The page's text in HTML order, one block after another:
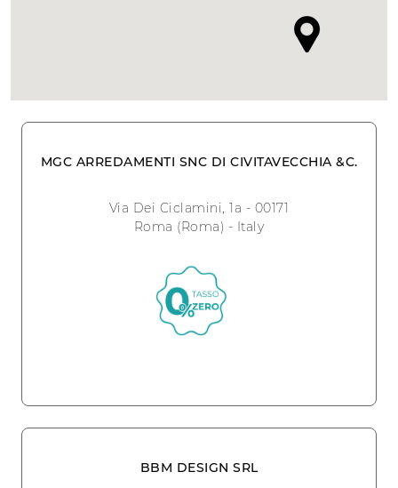
MGC ARREDAMENTI SNC DI CIVITAVECCHIA &C.
Via Dei Ciclamini, 1a - 00171
Roma (Roma) - Italy
BBM DESIGN SRL